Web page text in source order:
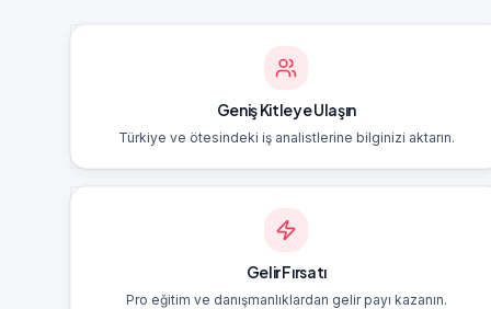
Geniş Kitleye Ulaşın
Türkiye ve ötesindeki iş analistlerine bilginizi aktarın.
Gelir Fırsatı
Pro eğitim ve danışmanlıklardan gelir payı kazanın.